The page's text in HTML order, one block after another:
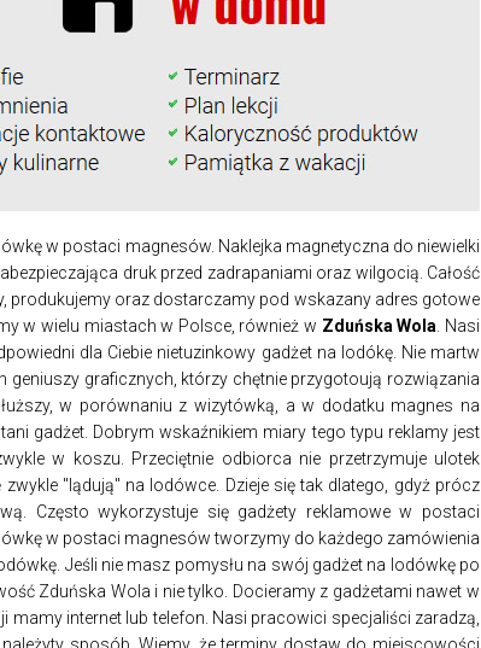
w postaci magnesów. Naklejka magnetyczna do niewielki
druk przed zadrapaniami oraz wilgocią. Całość
produkujemy oraz dostarczamy pod wskazany adres gotowe
w wielu miastach w Polsce, również w Zduńska Wola . Nasi
dla Ciebie nietuzinkowy gadżet na lodókę. Nie martw
geniuszy graficznych, którzy chętnie przygotoują rozwiązania
w porównaniu z wizytówką, a w dodatku magnes na
gadżet. Dobrym wskaźnikiem miary tego typu reklamy jest
w koszu. Przeciętnie odbiorca nie przetrzymuje ulotek
"lądują" na lodówce. Dzieje się tak dlatego, gdyż prócz
Często wykorzystuje się gadżety reklamowe w postaci
w postaci magnesów tworzymy do każdego zamówienia
Jeśli nie masz pomysłu na swój gadżet na lodówkę po
Zduńska Wola i nie tylko. Docieramy z gadżetami nawet w
internet lub telefon. Nasi pracowici specjaliści zaradzą,